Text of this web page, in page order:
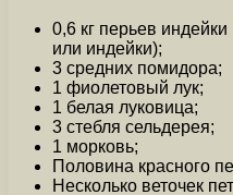
0,6 кг перьев
или индейки);
3 средних помидора;
1 фиолетовый лук;
1 белая луковица;
3 стебля сельдерея;
1 морковь;
Половина красного
Несколько веточек